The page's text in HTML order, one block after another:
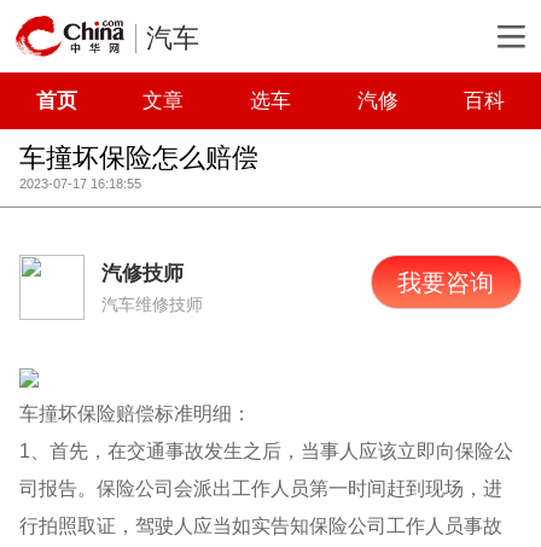
汽车
首页 文章 选车 汽修 百科
车撞坏保险怎么赔偿
2023-07-17 16:18:55
汽修技师
汽车维修技师
我要咨询
车撞坏保险赔偿标准明细：
1、首先，在交通事故发生之后，当事人应该立即向保险公
司报告。保险公司会派出工作人员第一时间赶到现场，进
行拍照取证，驾驶人应当如实告知保险公司工作人员事故